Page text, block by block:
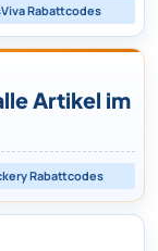
Rabattcodes
Artikel im
Rabattcodes